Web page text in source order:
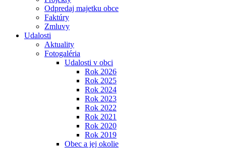
Odpredaj majetku obce
Faktúry
Zmluvy
Udalosti
Aktuality
Fotogaléria
Udalosti v obci
Rok 2026
Rok 2025
Rok 2024
Rok 2023
Rok 2022
Rok 2021
Rok 2020
Rok 2019
Obec a jej okolie